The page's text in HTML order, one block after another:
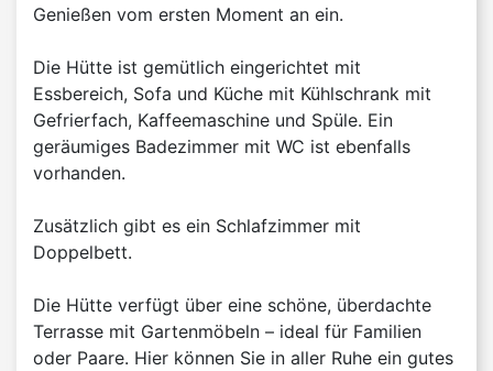
Genießen vom ersten Moment an ein.
Die Hütte ist gemütlich eingerichtet mit
Essbereich, Sofa und Küche mit Kühlschrank mit
Gefrierfach, Kaffeemaschine und Spüle. Ein
geräumiges Badezimmer mit WC ist ebenfalls
vorhanden.
Zusätzlich gibt es ein Schlafzimmer mit
Doppelbett.
Die Hütte verfügt über eine schöne, überdachte
Terrasse mit Gartenmöbeln – ideal für Familien
oder Paare. Hier können Sie in aller Ruhe ein gutes